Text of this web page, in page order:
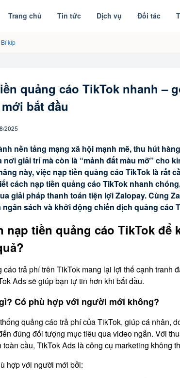
Trang chủ Tin tức Dịch vụ Đối tác
Bí kíp
quảng cáo TikTok nhanh –
bắt đầu
/2025
nền tảng mạng xã hội mạnh mẽ, thu hút
giải trí mà còn là “mảnh đất màu mỡ” cho
này, việc nạp tiền quảng cáo TikTok là rất
cách nạp tiền quảng cáo TikTok nhanh
giải pháp thanh toán tiện lợi Zalopay. Cùng
sách và khởi động chiến dịch quảng cáo
nạp tiền quảng cáo TikTok để
trả phí trên TikTok mang lại lợi thế cạnh tranh
Ads sẽ giúp bạn tự tin hơn khi bắt đầu.
Có phù hợp với người mới không?
quảng cáo trả phí của TikTok, giúp cá nhân,
đúng đối tượng mục tiêu qua video ngắn. Với
toàn cầu, TikTok Ads là công cụ marketing không
hợp với người mới bởi: